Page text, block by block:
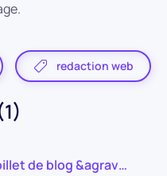
redaction web
de blog &agrav…